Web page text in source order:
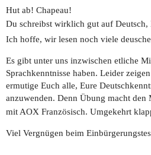
Hut ab! Chapeau!
Du schreibst wirklich gut auf Deutsch,
Ich hoffe, wir lesen noch viele
Es gibt unter uns inzwischen etliche
Sprachkenntnisse haben. Leider
ermutige Euch alle, Eure
anzuwenden. Denn Übung macht den
mit AOX Französisch. Umgekehrt
Viel Vergnügen beim